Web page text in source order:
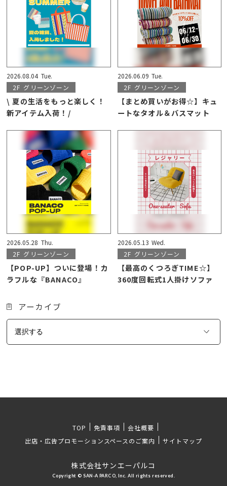
2026.08.04 Tue.
2F グリーンゾーン
\ 夏の生活をもっと楽しく！
新アイテム入荷！/
2026.06.09 Tue.
2F グリーンゾーン
【まとめ買いがお得☆】キュ
ートなタオル＆バスマット
2026.05.28 Thu.
2F グリーンゾーン
【POP-UP】ついに登場！カ
ラフルな『BANACO』
2026.05.13 Wed.
2F グリーンゾーン
【最高のくつろぎTIME☆】
360度回転式1人掛けソファ
アーカイブ
TOP 免責事項
会社概要
出店・広告プロモーションスペースのご案内
サイトマップ
株式会社サンエーパルコ
Copyright © SAN-A PARCO, Inc. All rights reserved.